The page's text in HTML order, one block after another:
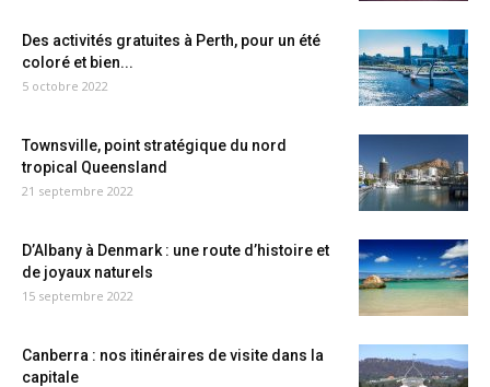
Des activités gratuites à Perth, pour un été
coloré et bien...
5 octobre 2022
Townsville, point stratégique du nord
tropical Queensland
21 septembre 2022
D’Albany à Denmark : une route d’histoire et
de joyaux naturels
15 septembre 2022
Canberra : nos itinéraires de visite dans la
capitale